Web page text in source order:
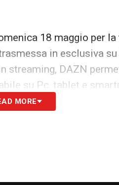
18 maggio per
in esclusiva
streaming, DAZN
su Pc, tablet e
MORE